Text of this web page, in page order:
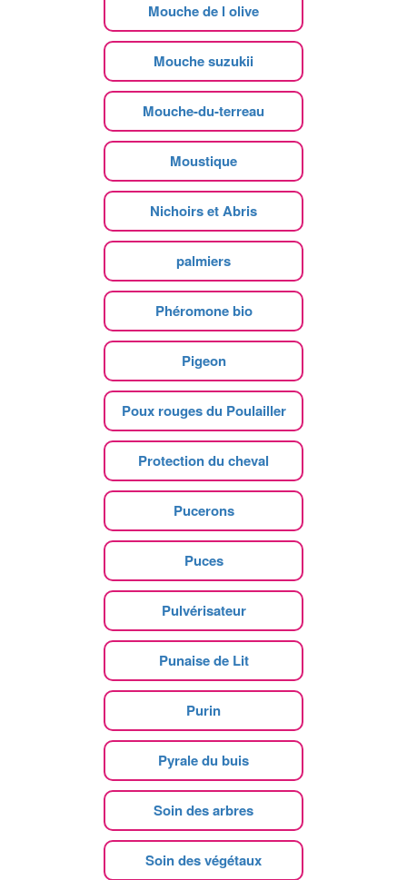
Mouche de l olive
Mouche suzukii
Mouche-du-terreau
Moustique
Nichoirs et Abris
palmiers
Phéromone bio
Pigeon
Poux rouges du Poulailler
Protection du cheval
Pucerons
Puces
Pulvérisateur
Punaise de Lit
Purin
Pyrale du buis
Soin des arbres
Soin des végétaux